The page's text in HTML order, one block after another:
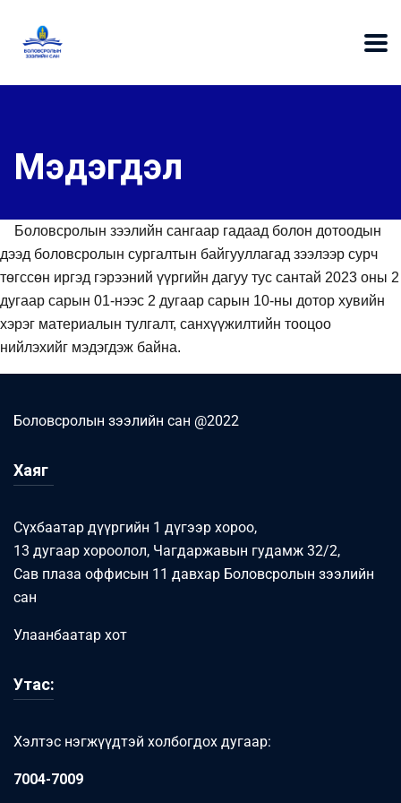
Мэдэгдэл
Боловсролын зээлийн сангаар гадаад болон дотоодын
дээд боловсролын сургалтын байгууллагад зээлээр сурч
төгссөн иргэд гэрээний үүргийн дагуу тус сантай 2023 оны 2
дугаар сарын 01-нээс 2 дугаар сарын 10-ны дотор хувийн
хэрэг материалын тулгалт, санхүүжилтийн тооцоо
нийлэхийг мэдэгдэж байна.
Боловсролын зээлийн сан @2022
Хаяг
Сүхбаатар дүүргийн 1 дүгээр хороо,
13 дугаар хороолол, Чагдаржавын гудамж 32/2,
Сав плаза оффисын 11 давхар Боловсролын зээлийн
сан
Улаанбаатар хот
Утас:
Хэлтэс нэгжүүдтэй холбогдох дугаар:
7004-7009